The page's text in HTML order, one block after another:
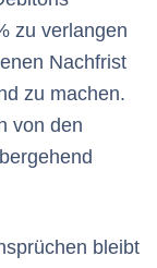
zu verlangen
Nachfrist
zu machen.
von den
bleibt